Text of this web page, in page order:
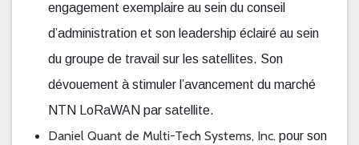
engagement exemplaire au sein du conseil
d’administration et son leadership éclairé au sein
du groupe de travail sur les satellites. Son
dévouement à stimuler l’avancement du marché
NTN LoRaWAN par satellite.
Daniel Quant de Multi-Tech Systems, Inc. pour son